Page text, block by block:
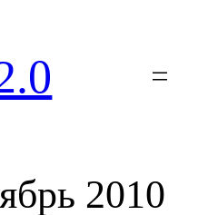
2010